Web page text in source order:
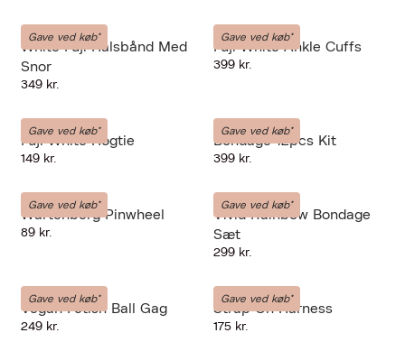
Gave ved køb*
LIEBE-SEELE
White Fuji Halsbånd Med
Snor
349 kr.
Gave ved køb*
LIEBE-SEELE
Fuji White Ankle Cuffs
399 kr.
Gave ved køb*
LIEBE-SEELE
Fuji White Hogtie
149 kr.
Gave ved køb*
LIEBE-SEELE
Bondage 12pcs Kit
399 kr.
Gave ved køb*
LIEBE-SEELE
Wartenberg Pinwheel
89 kr.
Gave ved køb*
LIEBE-SEELE
Vivid Rainbow Bondage
Sæt
299 kr.
Gave ved køb*
LIEBE-SEELE
Vegan Fetish Ball Gag
249 kr.
Gave ved køb*
LIEBE-SEELE
Strap On Harness
175 kr.